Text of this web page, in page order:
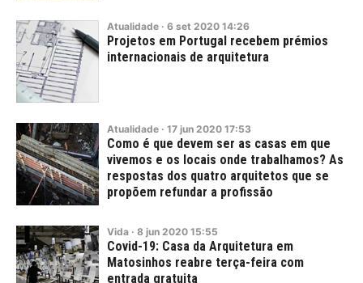
Atualidade · 6 set 2020 14:26
Projetos em Portugal recebem prémios
internacionais de arquitetura
Atualidade · 17 jun 2020 17:53
Como é que devem ser as casas em que
vivemos e os locais onde trabalhamos? As
respostas dos quatro arquitetos que se
propõem refundar a profissão
Vida · 8 jun 2020 15:55
Covid-19: Casa da Arquitetura em
Matosinhos reabre terça-feira com
entrada gratuita